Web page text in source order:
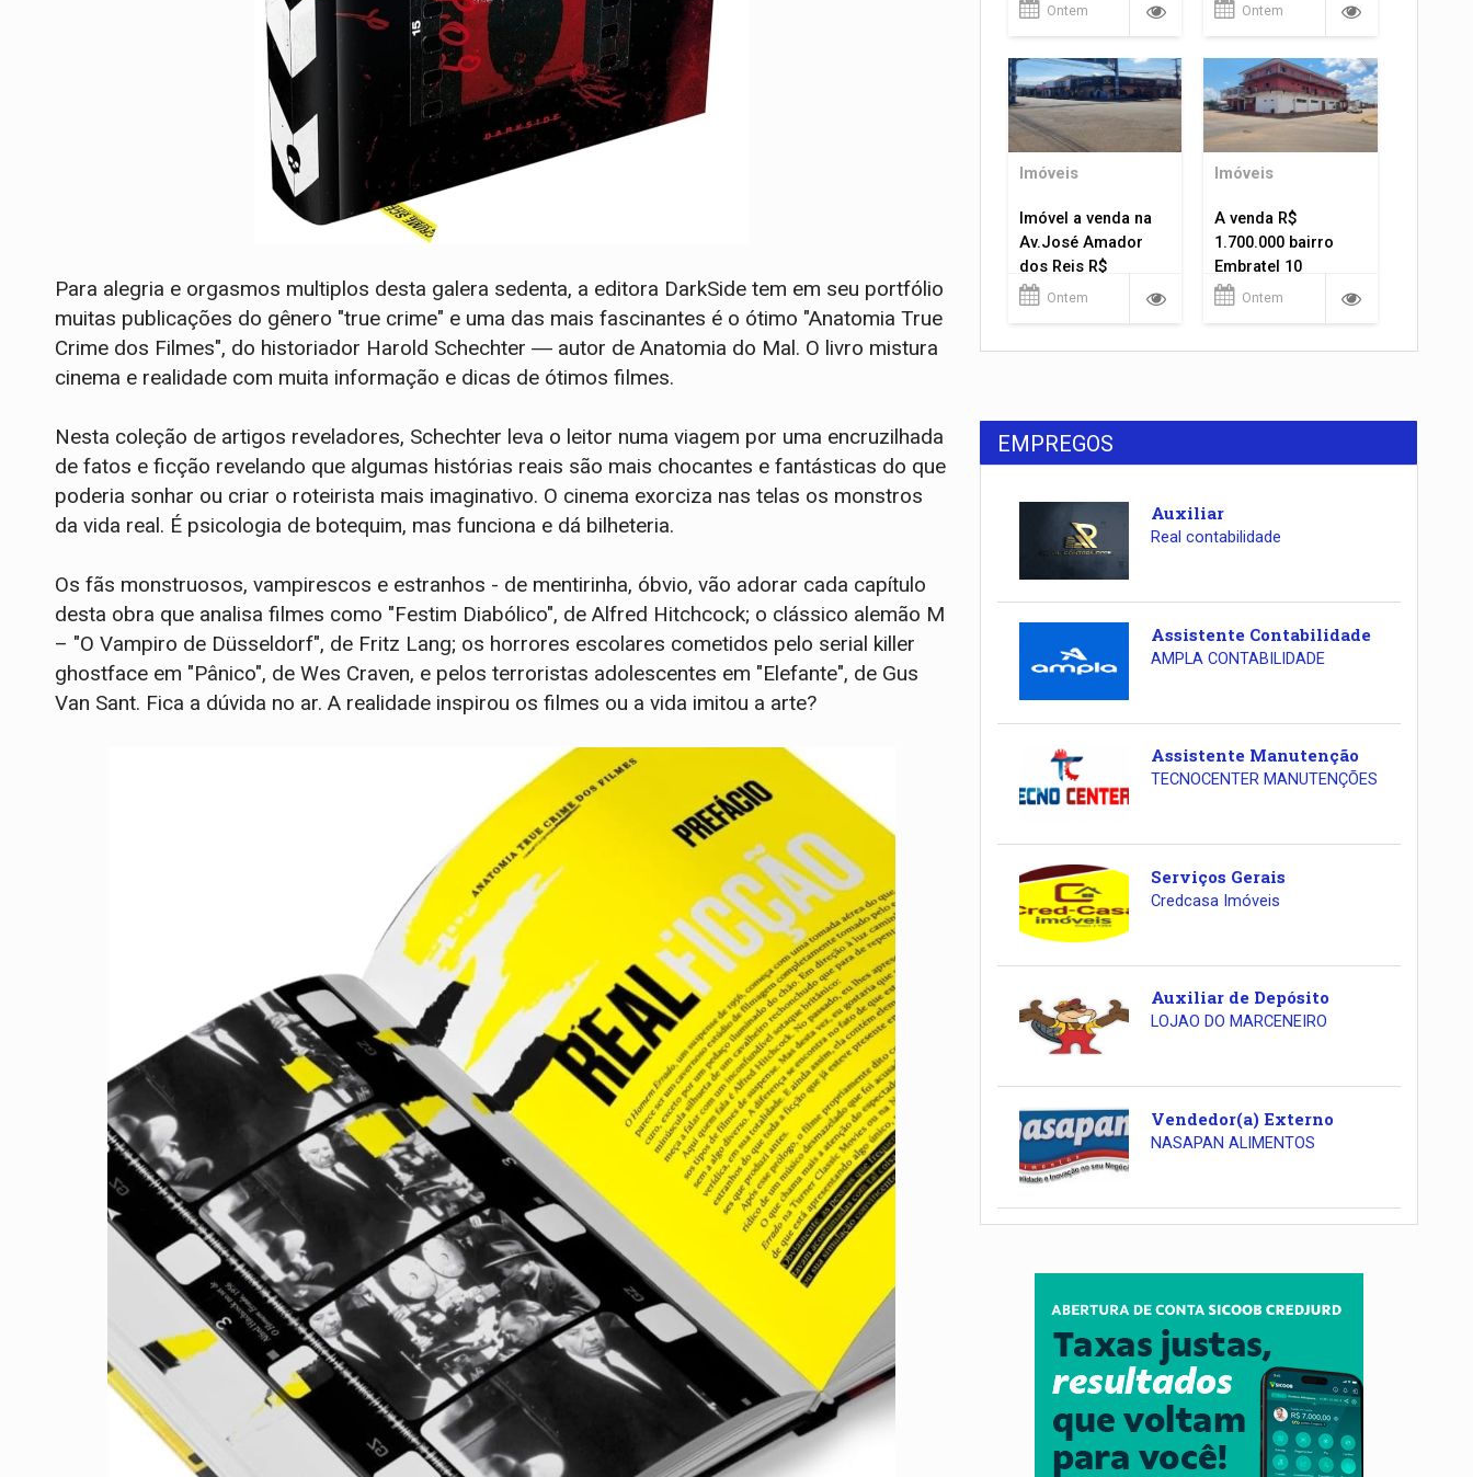
Para alegria e orgasmos multiplos desta galera sedenta, a editora DarkSide tem em seu portfólio
muitas publicações do gênero "true crime" e uma das mais fascinantes é o ótimo "Anatomia True
Crime dos Filmes", do historiador Harold Schechter ― autor de Anatomia do Mal. O livro mistura
cinema e realidade com muita informação e dicas de ótimos filmes.
Nesta coleção de artigos reveladores, Schechter leva o leitor numa viagem por uma encruzilhada
de fatos e ficção revelando que algumas histórias reais são mais chocantes e fantásticas do que
poderia sonhar ou criar o roteirista mais imaginativo. O cinema exorciza nas telas os monstros
da vida real. É psicologia de botequim, mas funciona e dá bilheteria.
Os fãs monstruosos, vampirescos e estranhos - de mentirinha, óbvio, vão adorar cada capítulo
desta obra que analisa filmes como "Festim Diabólico", de Alfred Hitchcock; o clássico alemão M
– "O Vampiro de Düsseldorf", de Fritz Lang; os horrores escolares cometidos pelo serial killer
ghostface em "Pânico", de Wes Craven, e pelos terroristas adolescentes em "Elefante", de Gus
Van Sant. Fica a dúvida no ar. A realidade inspirou os filmes ou a vida imitou a arte?
Ontem Ontem
Imóveis
Imóvel a venda na
Av.José Amador
dos Reis R$
1.400.000
Ontem
Imóveis
A venda R$
1.700.000 bairro
Embratel 10
apartamentos!
Ontem
EMPREGOS
Auxiliar
Real contabilidade
Assistente Contabilidade
AMPLA CONTABILIDADE
Assistente Manutenção
TECNOCENTER MANUTENÇÕES
Serviços Gerais
Credcasa Imóveis
Auxiliar de Depósito
LOJAO DO MARCENEIRO
Vendedor(a) Externo
NASAPAN ALIMENTOS